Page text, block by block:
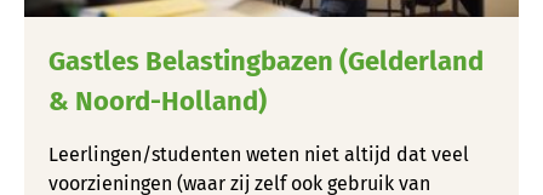
Gastles Belastingbazen (Gelderland
& Noord-Holland)
Leerlingen/studenten weten niet altijd dat veel
voorzieningen (waar zij zelf ook gebruik van